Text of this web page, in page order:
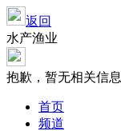
返回
水产渔业
抱歉，暂无相关信息
首页
频道